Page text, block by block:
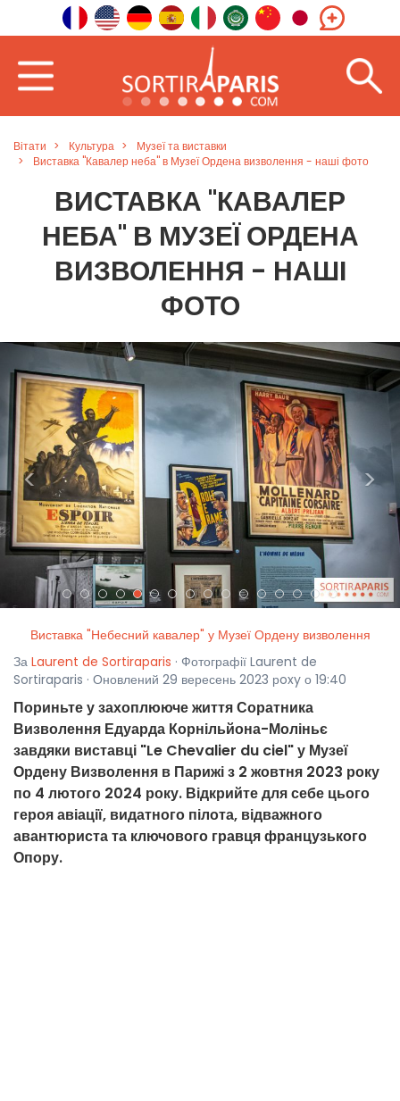
Вітати Культура
Музеї та виставки
Виставка "Кавалер неба" в Музеї Ордена визволення - наші фото
ВИСТАВКА "КАВАЛЕР
НЕБА" В МУЗЕЇ ОРДЕНА
ВИЗВОЛЕННЯ - НАШІ
ФОТО
< >
Виставка "Небесний кавалер" у Музеї Ордену визволення
За Laurent de Sortiraparis · Фотографії Laurent de
Sortiraparis · Оновлений 29 вересень 2023 рoxy о 19:40
Пориньте у захоплююче життя Соратника
Визволення Едуарда Корнільйона-Моліньє
завдяки виставці "Le Chevalier du ciel" у Музеї
Ордену Визволення в Парижі з 2 жовтня 2023 року
по 4 лютого 2024 року. Відкрийте для себе цього
героя авіації, видатного пілота, відважного
авантюриста та ключового гравця французького
Опору.